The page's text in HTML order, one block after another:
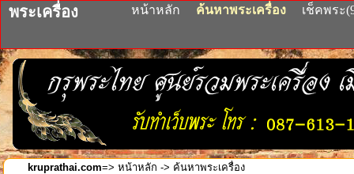
พระเครื่อง หน้าหลัก ค้นหาพระเครื่อง เช็คพระ
kruprathai.com=> หน้าหลัก -> ค้นหาพระเครื่อง